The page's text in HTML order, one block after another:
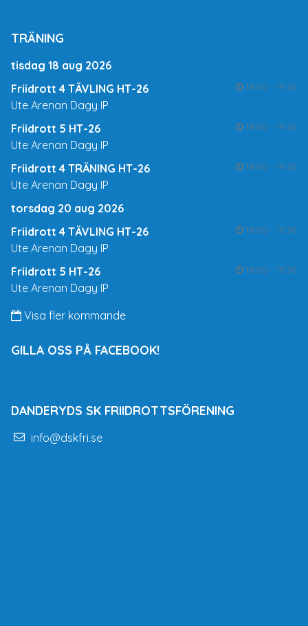
TRÄNING
tisdag 18 aug 2026
Friidrott 4 TÄVLING HT-26
18:00 - 19:30
Ute Arenan Dagy IP
Friidrott 5 HT-26
18:00 - 19:30
Ute Arenan Dagy IP
Friidrott 4 TRÄNING HT-26
18:00 - 19:30
Ute Arenan Dagy IP
torsdag 20 aug 2026
Friidrott 4 TÄVLING HT-26
18:00 - 19:30
Ute Arenan Dagy IP
Friidrott 5 HT-26
18:00 - 19:30
Ute Arenan Dagy IP
Visa fler kommande
GILLA OSS PÅ FACEBOOK!
DANDERYDS SK FRIIDROTTSFÖRENING
info@dskfri.se